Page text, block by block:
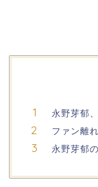
永野芽郁
ファン離
永野芽郁